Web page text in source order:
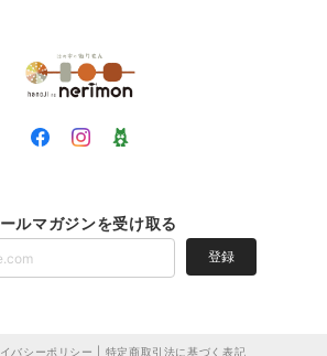
ルマガジンを受け取る
登録
バシーポリシー 特定商取引法に基づく表記